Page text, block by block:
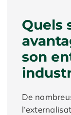
Quels
son
De